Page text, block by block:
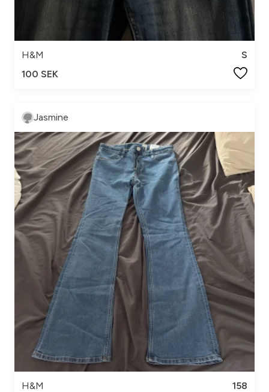
H&M
S
100 SEK
Jasmine
H&M
158